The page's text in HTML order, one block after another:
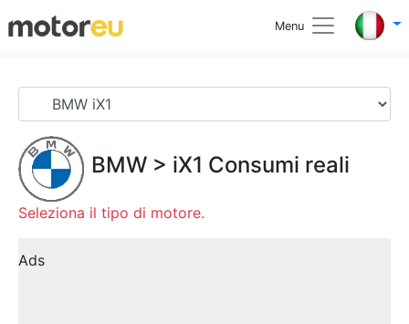
Menu
BMW > iX1 Consumi reali
Seleziona il tipo di motore.
Ads